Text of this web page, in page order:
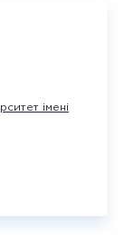
імені